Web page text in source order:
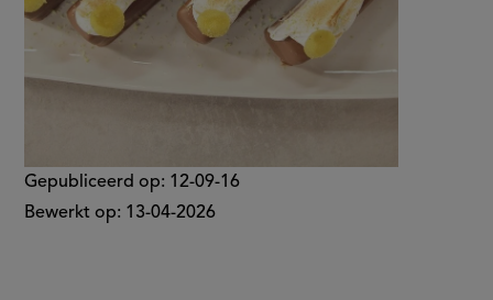
Gepubliceerd op: 12-09-16
Bewerkt op: 13-04-2026